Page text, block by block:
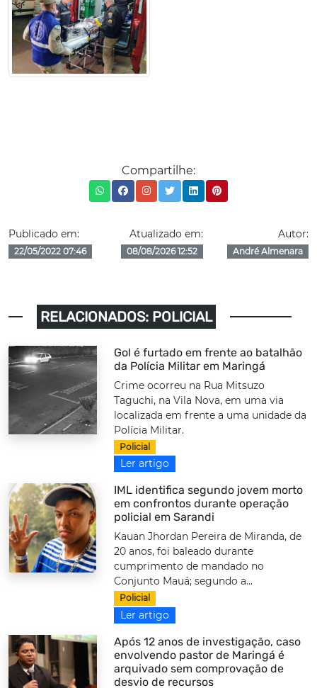
Compartilhe:
Publicado em:
22/05/2022 07:46
Atualizado em:
08/08/2026 12:52
Autor:
André Almenara
RELACIONADOS: POLICIAL
Gol é furtado em frente ao batalhão
da Polícia Militar em Maringá
Crime ocorreu na Rua Mitsuzo
Taguchi, na Vila Nova, em uma via
localizada em frente a uma unidade da
Polícia Militar.
Policial
Ler artigo
IML identifica segundo jovem morto
em confrontos durante operação
policial em Sarandi
Kauan Jhordan Pereira de Miranda, de
20 anos, foi baleado durante
cumprimento de mandado no
Conjunto Mauá; segundo a...
Policial
Ler artigo
Após 12 anos de investigação, caso
envolvendo pastor de Maringá é
arquivado sem comprovação de
desvio de recursos